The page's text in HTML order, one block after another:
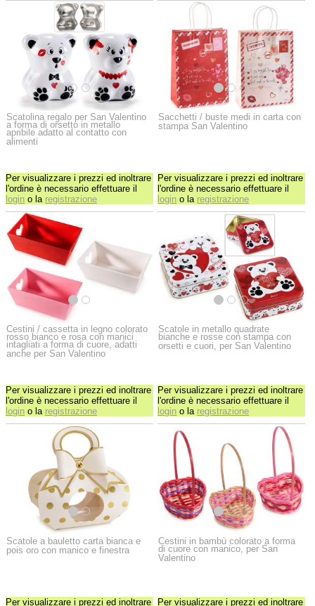
Scatolina regalo per San Valentino
a forma di orsetto in metallo
apribile adatto al contatto con
alimenti
Per visualizzare i prezzi ed inoltrare
l'ordine è necessario effettuare il
login o la registrazione
Sacchetti / buste medi in carta con
stampa San Valentino
Per visualizzare i prezzi ed inoltrare
l'ordine è necessario effettuare il
login o la registrazione
Cestini / cassetta in legno colorato
rosso bianco e rosa con manici
intagliati a forma di cuore, adatti
anche per San Valentino
Per visualizzare i prezzi ed inoltrare
l'ordine è necessario effettuare il
login o la registrazione
Scatole in metallo quadrate
bianche e rosse con stampa con
orsetti e cuori, per San Valentino
Per visualizzare i prezzi ed inoltrare
l'ordine è necessario effettuare il
login o la registrazione
Scatole a bauletto carta bianca e
pois oro con manico e finestra
Per visualizzare i prezzi ed inoltrare
Cestini in bambù colorato a forma
di cuore con manico, per San
Valentino
Per visualizzare i prezzi ed inoltrare